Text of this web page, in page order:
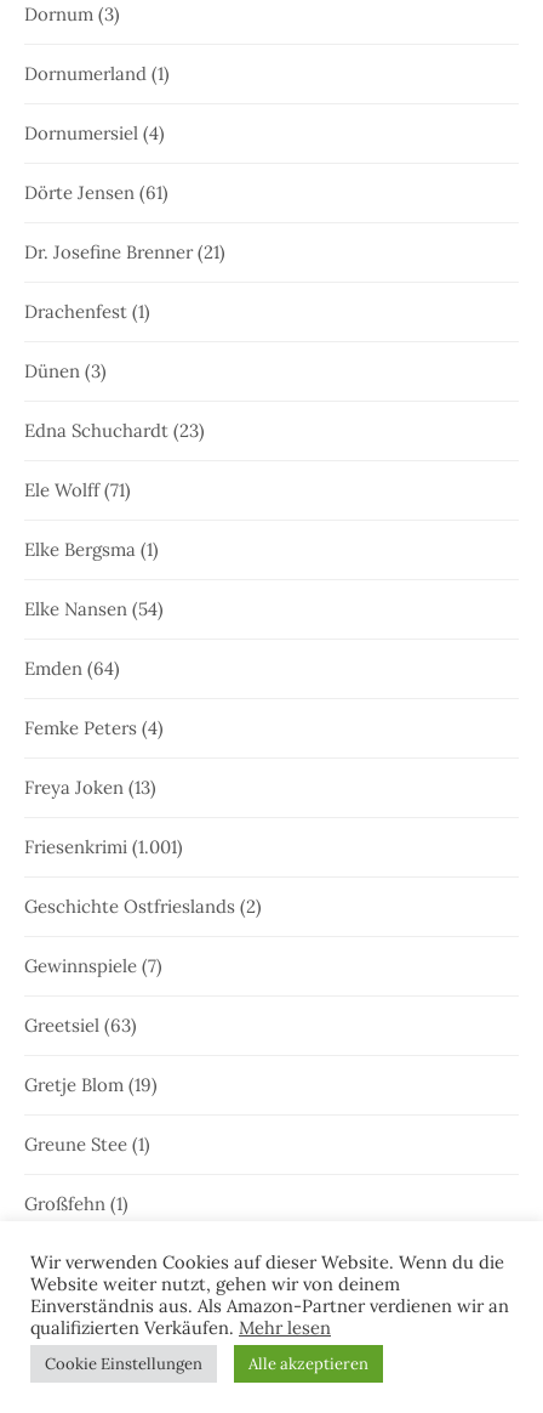
Dornum (3)
Dornumerland (1)
Dornumersiel (4)
Dörte Jensen (61)
Dr. Josefine Brenner(21)
Drachenfest (1)
Dünen (3)
Edna Schuchardt (23)
Ele Wolff(71)
Elke Bergsma (1)
Elke Nansen (54)
Emden (64)
Femke Peters (4)
Freya Joken (13)
Friesenkrimi (1.001)
Geschichte Ostfrieslands (2)
Gewinnspiele (7)
Greetsiel (63)
Gretje Blom (19)
Greune Stee (1)
Großfehn (1)
Gulfhaus(1)
Hammrich(1)
Hans-Rainer Riekers(8)
Wir verwenden Cookies auf dieser Website. Wenn du die
Website weiter nutzt, gehen wir von deinem
Einverständnis aus. Als Amazon-Partner verdienen wir an
qualifizierten Verkäufen. Mehr lesen
Cookie Einstellungen Alle akzeptieren